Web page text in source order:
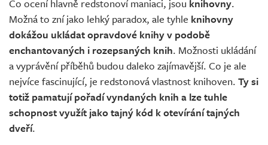
Co ocení hlavně redstonoví maniaci, jsou knihovny.
Možná to zní jako lehký paradox, ale tyhle knihovny
dokážou ukládat opravdové knihy v podobě
enchantovaných i rozepsaných knih. Možnosti ukládání
a vyprávění příběhů budou daleko zajímavější. Co je ale
nejvíce fascinující, je redstonová vlastnost knihoven. Ty si
totiž pamatují pořadí vyndaných knih a lze tuhle
schopnost využít jako tajný kód k otevírání tajných
dveří.